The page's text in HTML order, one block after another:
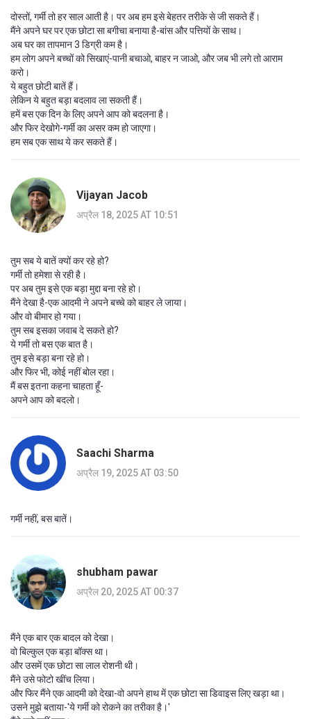
दोस्तों, गर्मी तो हर साल आती है। पर अब हम इसे बेहतर तरीके से जी सकते हैं।
मैंने अपने घर पर एक छोटा सा बगीचा बनाया है-बांस और पत्तियों के साथ।
अब घर का तापमान 3 डिग्री कम है।
हम लोग अपने बच्चों को सिखाएं-पानी बचाओ, बाहर न जाओ, और जब भी लगे तो आराम
करो।
ये बहुत छोटी बातें हैं।
लेकिन ये बहुत बड़ा बदलाव ला सकती हैं।
हमें बस एक दिन के लिए अपने आप को बदलना है।
और फिर देखोगे-गर्मी का असर कम हो जाएगा।
हम सब एक साथ ये कर सकते हैं।
Vijayan Jacob
अप्रैल 18, 2025 AT 10:51
तुम सब ये बातें क्यों कर रहे हो?
गर्मी तो हमेशा से रही है।
पर अब तुम इसे एक बड़ा मुद्दा बना रहे हो।
मैंने देखा है-एक आदमी ने अपने बच्चे को बाहर ले जाया।
और वो बीमार हो गया।
तुम सब इसका जवाब दे सकते हो?
ये गर्मी तो बस एक बात है।
तुम इसे बड़ा बना रहे हो।
और फिर भी, कोई नहीं बोल रहा।
मैं बस इतना कहना चाहता हूँ-
अपने आप को बदलो।
Saachi Sharma
अप्रैल 19, 2025 AT 03:50
गर्मी नहीं, बस बातें।
shubham pawar
अप्रैल 20, 2025 AT 00:37
मैंने एक बार एक बादल को देखा।
वो बिल्कुल एक बड़ा बॉक्स था।
और उसमें एक छोटा सा लाल रोशनी थी।
मैंने उसे फोटो खींच लिया।
और फिर मैंने एक आदमी को देखा-वो अपने हाथ में एक छोटा सा डिवाइस लिए खड़ा था।
उसने मुझे बताया-'ये गर्मी को रोकने का तरीका है।'